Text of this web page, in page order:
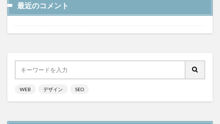
最近のコメント
WEB デザイン SEO